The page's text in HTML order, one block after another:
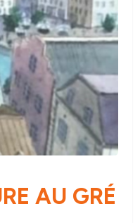
AU GRÉ